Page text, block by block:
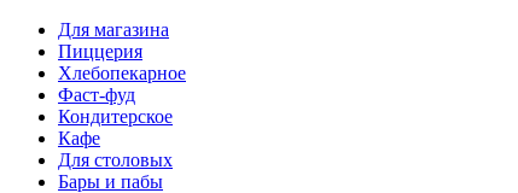
Для магазина
Пиццерия
Хлебопекарное
Фаст-фуд
Кондитерское
Кафе
Для столовых
Бары и пабы